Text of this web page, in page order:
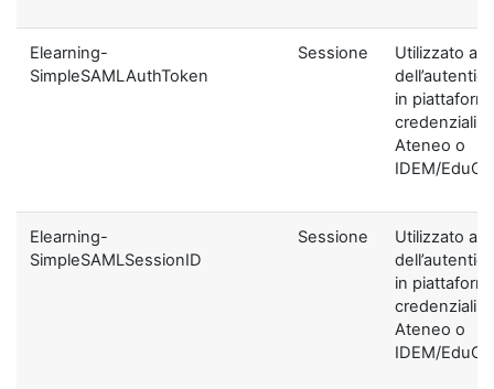
Elearning-
SimpleSAMLAuthToken
Sessione
Utilizzato ai
in
credenziali di
Ateneo o
IDEM/
Elearning-
SimpleSAMLSessionID
Sessione
Utilizzato ai
in
credenziali di
Ateneo o
IDEM/